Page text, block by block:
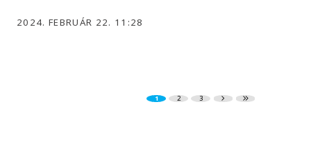
2024. FEBRUÁR 22. 11:28
1 2 3